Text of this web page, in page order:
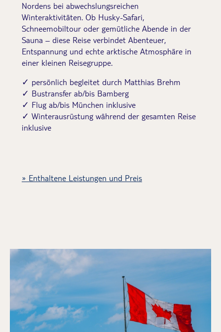
Nordens bei abwechslungsreichen
Winteraktivitäten. Ob Husky-Safari,
Schneemobiltour oder gemütliche Abende in der
Sauna – diese Reise verbindet Abenteuer,
Entspannung und echte arktische Atmosphäre in
einer kleinen Reisegruppe.
✓ persönlich begleitet durch Matthias Brehm
✓ Bustransfer ab/bis Bamberg
✓ Flug ab/bis München inklusive
✓ Winterausrüstung während der gesamten Reise
inklusive
Enthaltene Leistungen und Preis